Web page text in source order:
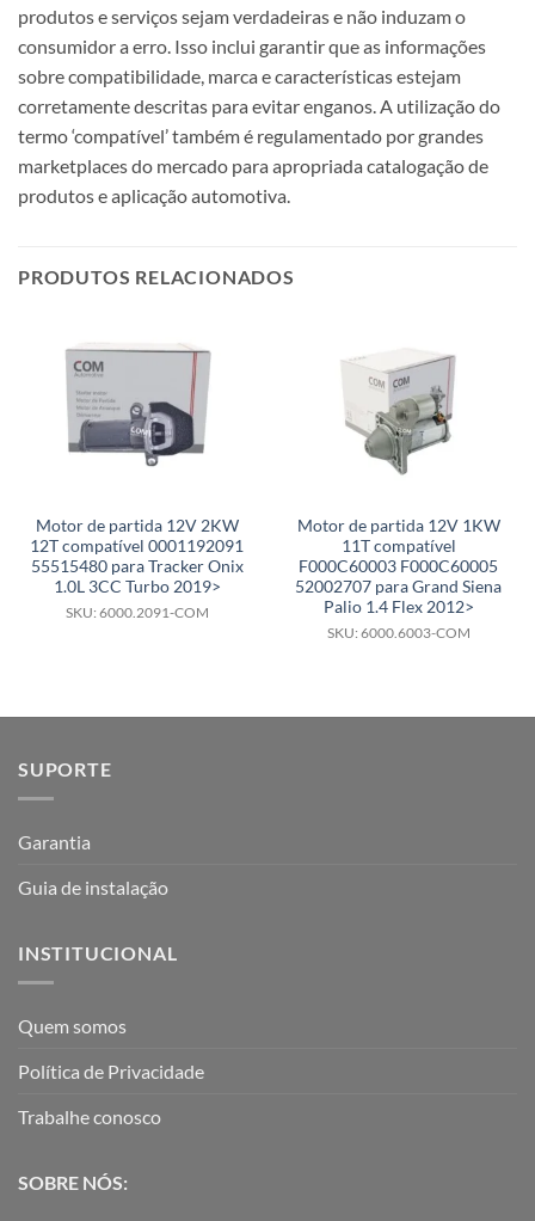
produtos e serviços sejam verdadeiras e não induzam o
consumidor a erro. Isso inclui garantir que as informações
sobre compatibilidade, marca e características estejam
corretamente descritas para evitar enganos. A utilização do
termo ‘compatível’ também é regulamentado por grandes
marketplaces do mercado para apropriada catalogação de
produtos e aplicação automotiva.
PRODUTOS RELACIONADOS
Motor de partida 12V 2KW
12T compatível 0001192091
55515480 para Tracker Onix
1.0L 3CC Turbo 2019>
SKU: 6000.2091-COM
Motor de partida 12V 1KW
11T compatível
F000C60003 F000C60005
52002707 para Grand Siena
Palio 1.4 Flex 2012>
SKU: 6000.6003-COM
SUPORTE
Garantia
Guia de instalação
INSTITUCIONAL
Quem somos
Política de Privacidade
Trabalhe conosco
SOBRE NÓS: